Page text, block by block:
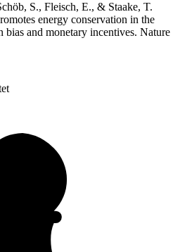
S., Fleisch, E., & Staake, T.
energy conservation in the
bias and monetary incentives. Nature